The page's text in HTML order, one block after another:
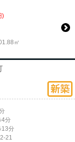
)
㎡
4分
13分
21